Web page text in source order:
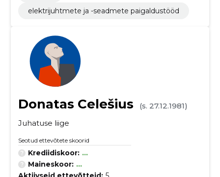
elektrijuhtmete ja -seadmete paigaldustööd
Donatas Celešius
(s. 27.12.1981)
Juhatuse liige
Seotud ettevõtete skoorid
Krediidiskoor: ...
Maineskoor: ...